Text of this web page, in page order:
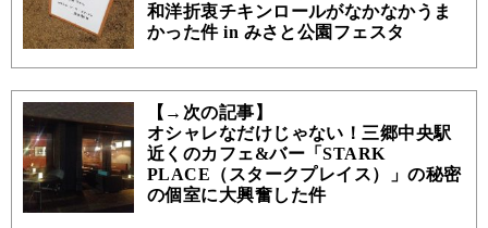
和洋折衷チキンロールがなかなかうま
かった件 in みさと公園フェスタ
【→次の記事】
オシャレなだけじゃない！三郷中央駅
近くのカフェ&バー「STARK
PLACE（スタークプレイス）」の秘密
の個室に大興奮した件